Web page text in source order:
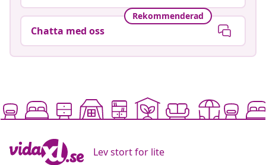
Rekommenderad
Chatta med oss
Lev stort for lite